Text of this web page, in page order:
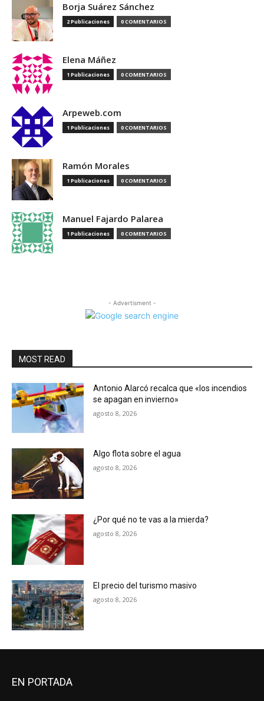
Borja Suárez Sánchez
2 Publicaciones 0 COMENTARIOS
Elena Máñez
1 Publicaciones 0 COMENTARIOS
Arpeweb.com
1 Publicaciones 0 COMENTARIOS
Ramón Morales
1 Publicaciones 0 COMENTARIOS
Manuel Fajardo Palarea
1 Publicaciones 0 COMENTARIOS
- Advertisment -
MOST READ
Antonio Alarcó recalca que «los incendios
se apagan en invierno»
agosto 8, 2026
Algo flota sobre el agua
agosto 8, 2026
¿Por qué no te vas a la mierda?
agosto 8, 2026
El precio del turismo masivo
agosto 8, 2026
EN PORTADA